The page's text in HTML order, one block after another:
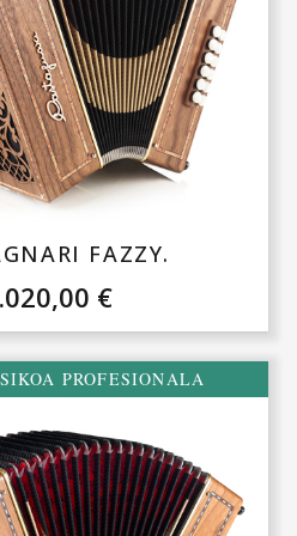
FAZZY.
€
PROFESIONALA